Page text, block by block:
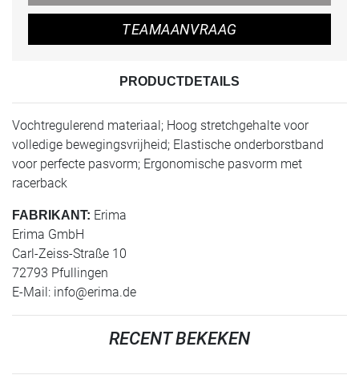
TEAMAANVRAAG
PRODUCTDETAILS
Vochtregulerend materiaal; Hoog stretchgehalte voor
volledige bewegingsvrijheid; Elastische onderborstband
voor perfecte pasvorm; Ergonomische pasvorm met
racerback
FABRIKANT: Erima
Erima GmbH
Carl-Zeiss-Straße 10
72793 Pfullingen
E-Mail: info@erima.de
RECENT BEKEKEN